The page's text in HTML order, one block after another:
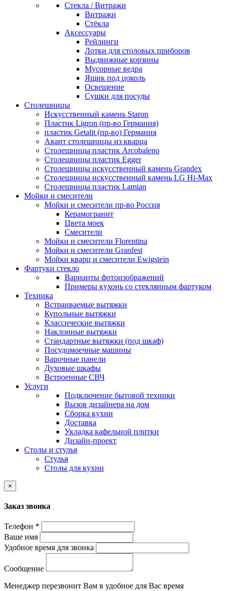
Стекла / Витражи
Витражи
Стёкла
Аксессуары
Рейлинги
Лотки для столовых приборов
Выдвижные корзины
Мусорные ведра
Ящик под цоколь
Освещение
Сушки для посуды
Столешницы
Искусственный камень Staron
Пластик Ligron (пр-во Германия)
пластик Getalit (пр-во) Германия
Авант столешницы из кварца
Столешницы пластик Arcobaleno
Столешницы пластик Egger
Столешницы искусственный камень Grandex
Столешницы искусственный камень LG Hi-Max
Столешницы пластик Lamian
Мойки и смесители
Мойки и смесители пр-во Россия
Керамогранит
Цвета моек
Смесители
Мойки и смесители Florentina
Мойки и смесители Granfest
Мойки кварц и смесители Ewigstein
Фартуки стекло
Варианты фотоизображений
Примеры кухонь со стеклянным фартуком
Техника
Встраиваемые вытяжки
Купольные вытяжки
Классические вытяжки
Наклонные вытяжки
Стандартные вытяжки (под шкаф)
Посудомоечные машины
Варочные панели
Духовые шкафы
Встроенные СВЧ
Услуги
Подключение бытовой техники
Вызов дизайнера на дом
Сборка кухни
Доставка
Укладка кафельной плитки
Дизайн-проект
Столы и стулья
Стулья
Столы для кухни
×
Заказ звонка
Телефон *
Ваше имя
Удобное время для звонка
Сообщение
Менеджер перезвонит Вам в удобное для Вас время